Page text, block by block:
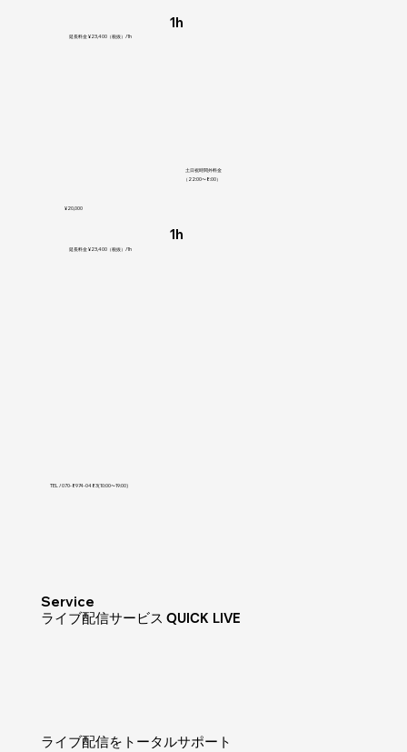
1h
延長料金 ¥23,400（税抜）/1h
土日祝時間外料金
（22:00〜8:00）
¥20,000
1h
延長料金 ¥23,400（税抜）/1h
TEL / 070-8974-0483(10:00〜19:00)
Service
​ライブ配信サービス QUICK LIVE
ライブ配信をトータルサポート